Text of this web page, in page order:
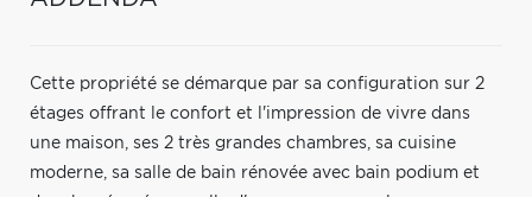
Cette propriété se démarque par sa configuration sur 2
étages offrant le confort et l'impression de vivre dans
une maison, ses 2 très grandes chambres, sa cuisine
moderne, sa salle de bain rénovée avec bain podium et